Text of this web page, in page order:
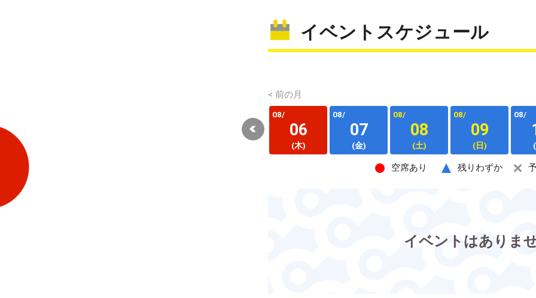
イベントスケジュール
< 前の月
08/
06
(木)
08/
07
(金)
08/
08
(土)
08/
09
(日)
08/
空席あり 残りわずか
イベントはありま